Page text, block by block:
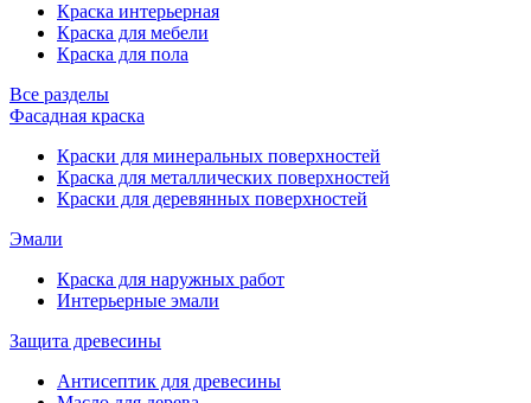
Краска интерьерная
Краска для мебели
Краска для пола
Все разделы
Фасадная краска
Краски для минеральных поверхностей
Краска для металлических поверхностей
Краски для деревянных поверхностей
Эмали
Краска для наружных работ
Интерьерные эмали
Защита древесины
Антисептик для древесины